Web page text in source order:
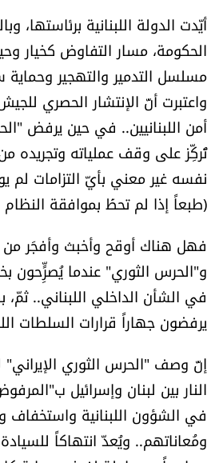
كاميرا
سجالات
صحّة وصحن
الرياضة
منوّعات
حظّك اليوم
للتاريخ
فيديو
من نحن
أيّدت الدولة اللبنانية برئاستها،
الحكومة، مسار التفاوض كخيار
مسلسل التدمير والتهجير وحماية
واعتبرت أنّ الإنتشار الحصري
أمن اللبنانيين.. في حين يرفض
تُركِّز على وقف عملياته وتجريده
نفسه غير معني بأيّ التزامات لم
(طبعاً إذا لم تحظَ بموافقة النظام
فهل هناك أوقح وأخبث وأفجَر من
و"الحرس الثوري" عندما يُصرٍِّحون
في الشأن الداخلي اللبناني..
يرفضون جهاراً قرارات السلطات
إنّ وصف "الحرس الثوري
النار بين لبنان وإسرائيل
في الشؤون اللبنانية واستخفاف
ومُعاناتهم.. ويُعدّ انتهاكاً للسيادة